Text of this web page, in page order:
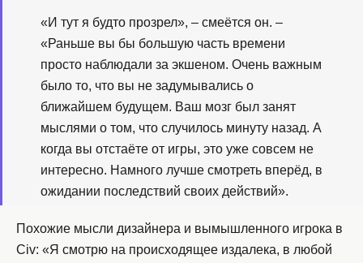
«И тут я будто прозрел», – смеётся он. –
«Раньше вы бы большую часть времени
просто наблюдали за экшеном. Очень важным
было то, что вы не задумывались о
ближайшем будущем. Ваш мозг был занят
мыслями о том, что случилось минуту назад. А
когда вы отстаёте от игры, это уже совсем не
интересно. Намного лучше смотреть вперёд, в
ожидании последствий своих действий».
Похожие мысли дизайнера и вымышленного игрока в
Civ: «Я смотрю на происходящее издалека, в любой